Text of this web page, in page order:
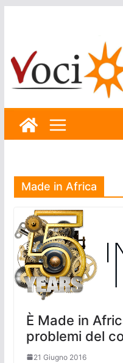
Made in Africa
È Made in
problemi del
21 Giugno 2016